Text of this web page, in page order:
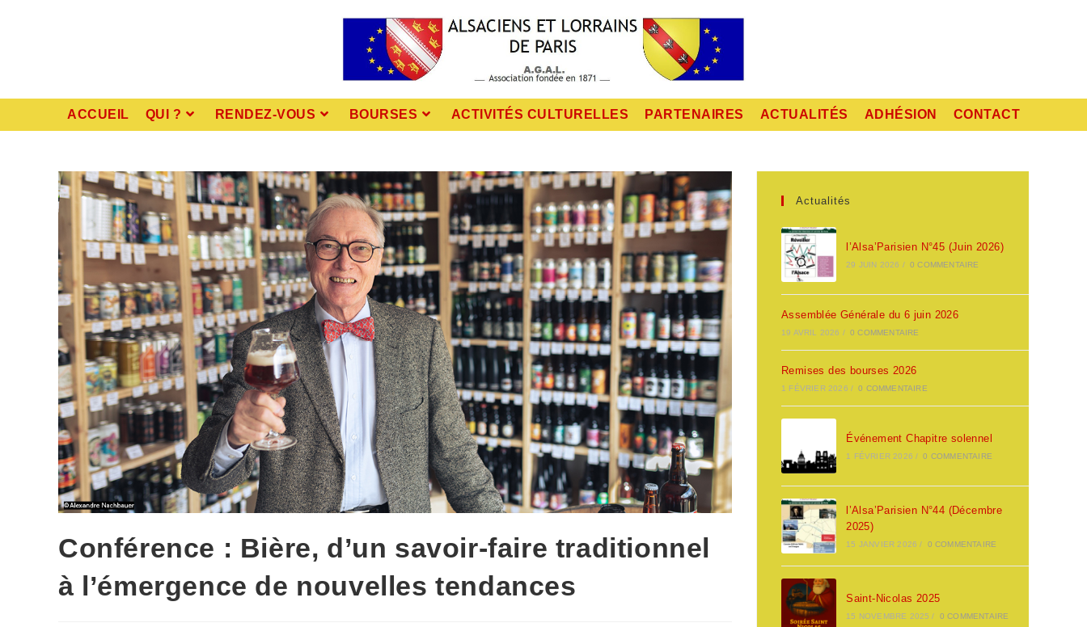
ACCUEIL QUI ? RENDEZ-VOUS BOURSES ACTIVITÉS CULTURELLES PARTENAIRES ACTUALITÉS ADHÉSION CONTACT
Conférence : Bière, d’un savoir-faire traditionnel
à l’émergence de nouvelles tendances
Actualités
l’Alsa’Parisien N°45 (Juin 2026)
29 JUIN 2026 / 0 COMMENTAIRE
Assemblée Générale du 6 juin 2026
19 AVRIL 2026 / 0 COMMENTAIRE
Remises des bourses 2026
1 FÉVRIER 2026 / 0 COMMENTAIRE
Événement Chapitre solennel
1 FÉVRIER 2026 / 0 COMMENTAIRE
l’Alsa’Parisien N°44 (Décembre
2025)
15 JANVIER 2026 / 0 COMMENTAIRE
Saint-Nicolas 2025
15 NOVEMBRE 2025 / 0 COMMENTAIRE